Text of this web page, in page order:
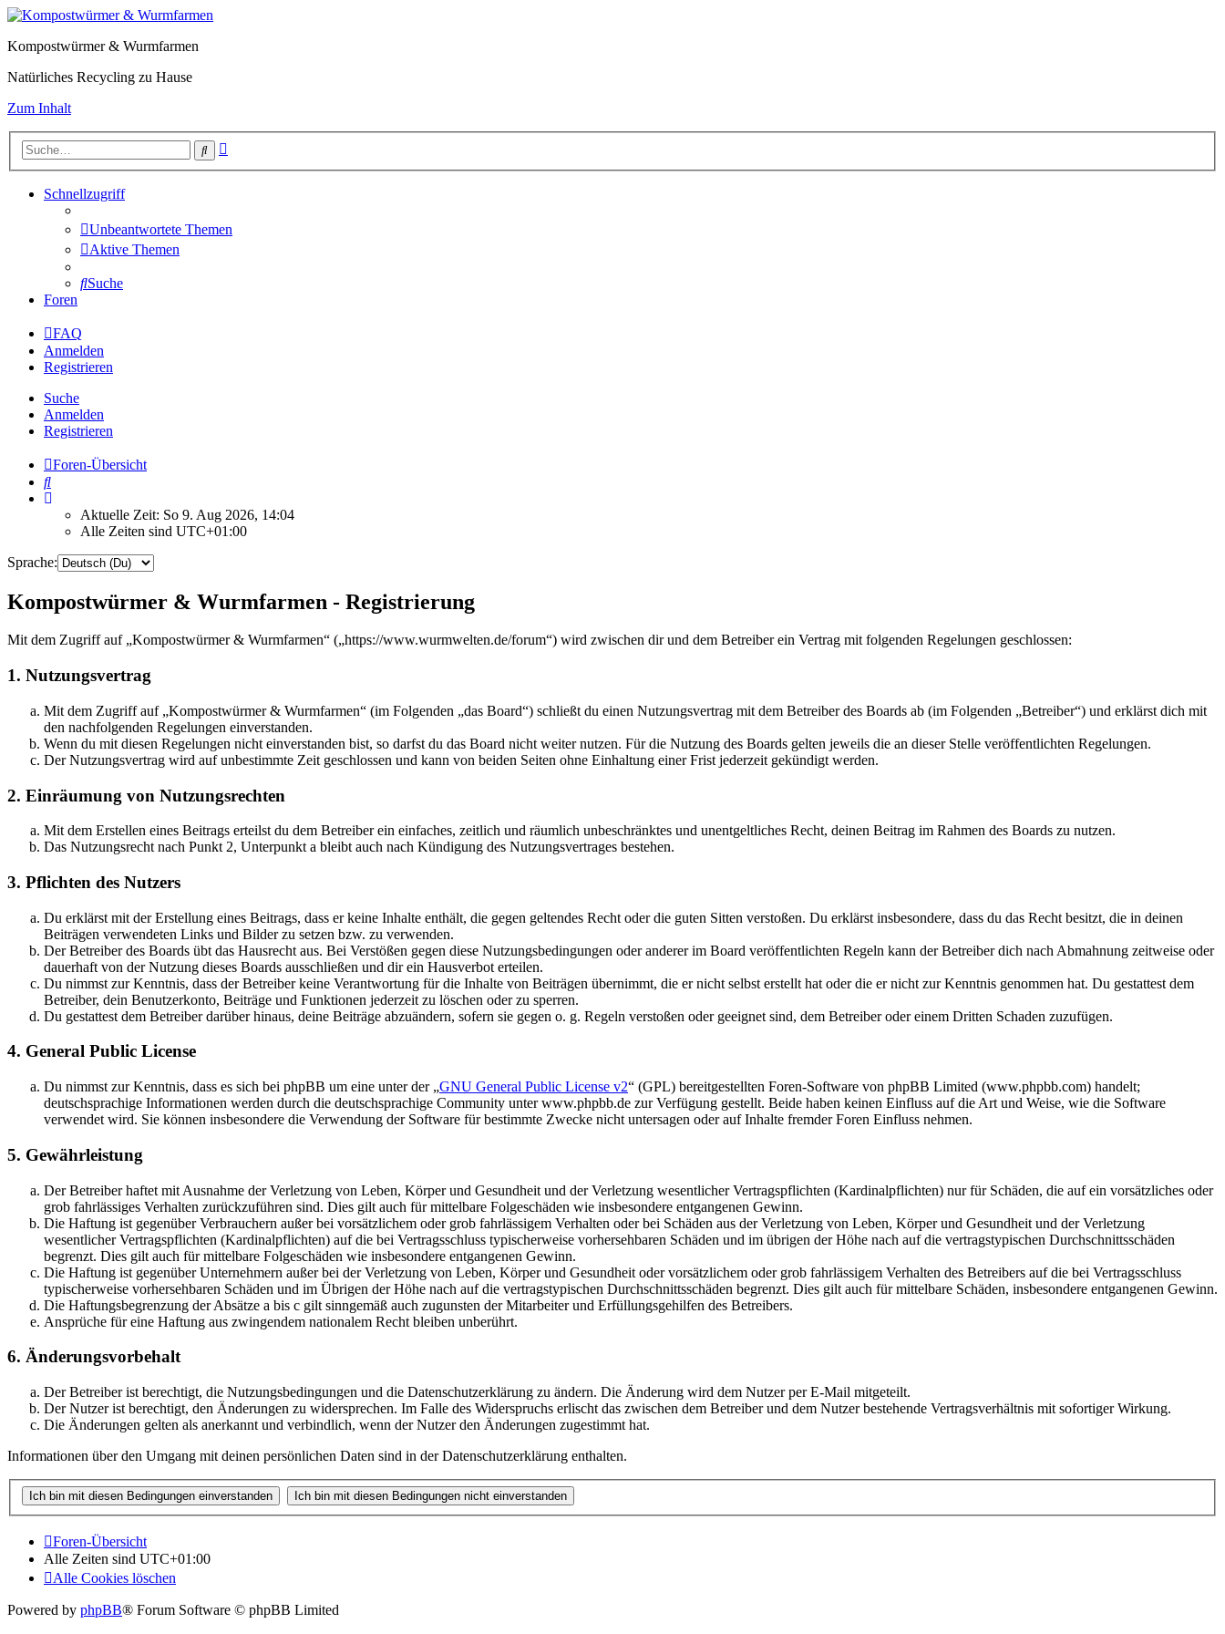
Kompostwürmer & Wurmfarmen
Natürliches Recycling zu Hause
Zum Inhalt
Suche
Schnellzugriff
Unbeantwortete Themen
Aktive Themen
Suche
Foren
FAQ
Anmelden
Registrieren
Suche
Anmelden
Registrieren
Foren-Übersicht
Suche
Aktuelle Zeit: So 9. Aug 2026, 14:04
Alle Zeiten sind UTC+01:00
Sprache:
Kompostwürmer & Wurmfarmen - Registrierung
Mit dem Zugriff auf „Kompostwürmer & Wurmfarmen“ („https://www.wurmwelten.de/forum“) wird zwischen dir und dem Betreiber ein Vertrag mit folgenden Regelungen geschlossen:
1. Nutzungsvertrag
Mit dem Zugriff auf „Kompostwürmer & Wurmfarmen“ (im Folgenden „das Board“) schließt du einen Nutzungsvertrag mit dem Betreiber des Boards ab (im Folgenden „Betreiber“) und erklärst dich mit
den nachfolgenden Regelungen einverstanden.
Wenn du mit diesen Regelungen nicht einverstanden bist, so darfst du das Board nicht weiter nutzen. Für die Nutzung des Boards gelten jeweils die an dieser Stelle veröffentlichten Regelungen.
Der Nutzungsvertrag wird auf unbestimmte Zeit geschlossen und kann von beiden Seiten ohne Einhaltung einer Frist jederzeit gekündigt werden.
2. Einräumung von Nutzungsrechten
Mit dem Erstellen eines Beitrags erteilst du dem Betreiber ein einfaches, zeitlich und räumlich unbeschränktes und unentgeltliches Recht, deinen Beitrag im Rahmen des Boards zu nutzen.
Das Nutzungsrecht nach Punkt 2, Unterpunkt a bleibt auch nach Kündigung des Nutzungsvertrages bestehen.
3. Pflichten des Nutzers
Du erklärst mit der Erstellung eines Beitrags, dass er keine Inhalte enthält, die gegen geltendes Recht oder die guten Sitten verstoßen. Du erklärst insbesondere, dass du das Recht besitzt, die in deinen
Beiträgen verwendeten Links und Bilder zu setzen bzw. zu verwenden.
Der Betreiber des Boards übt das Hausrecht aus. Bei Verstößen gegen diese Nutzungsbedingungen oder anderer im Board veröffentlichten Regeln kann der Betreiber dich nach Abmahnung zeitweise oder
dauerhaft von der Nutzung dieses Boards ausschließen und dir ein Hausverbot erteilen.
Du nimmst zur Kenntnis, dass der Betreiber keine Verantwortung für die Inhalte von Beiträgen übernimmt, die er nicht selbst erstellt hat oder die er nicht zur Kenntnis genommen hat. Du gestattest dem
Betreiber, dein Benutzerkonto, Beiträge und Funktionen jederzeit zu löschen oder zu sperren.
Du gestattest dem Betreiber darüber hinaus, deine Beiträge abzuändern, sofern sie gegen o. g. Regeln verstoßen oder geeignet sind, dem Betreiber oder einem Dritten Schaden zuzufügen.
4. General Public License
Du nimmst zur Kenntnis, dass es sich bei phpBB um eine unter der „GNU General Public License v2“ (GPL) bereitgestellten Foren-Software von phpBB Limited (www.phpbb.com) handelt;
deutschsprachige Informationen werden durch die deutschsprachige Community unter www.phpbb.de zur Verfügung gestellt. Beide haben keinen Einfluss auf die Art und Weise, wie die Software
verwendet wird. Sie können insbesondere die Verwendung der Software für bestimmte Zwecke nicht untersagen oder auf Inhalte fremder Foren Einfluss nehmen.
5. Gewährleistung
Der Betreiber haftet mit Ausnahme der Verletzung von Leben, Körper und Gesundheit und der Verletzung wesentlicher Vertragspflichten (Kardinalpflichten) nur für Schäden, die auf ein vorsätzliches oder
grob fahrlässiges Verhalten zurückzuführen sind. Dies gilt auch für mittelbare Folgeschäden wie insbesondere entgangenen Gewinn.
Die Haftung ist gegenüber Verbrauchern außer bei vorsätzlichem oder grob fahrlässigem Verhalten oder bei Schäden aus der Verletzung von Leben, Körper und Gesundheit und der Verletzung
wesentlicher Vertragspflichten (Kardinalpflichten) auf die bei Vertragsschluss typischerweise vorhersehbaren Schäden und im übrigen der Höhe nach auf die vertragstypischen Durchschnittsschäden
begrenzt. Dies gilt auch für mittelbare Folgeschäden wie insbesondere entgangenen Gewinn.
Die Haftung ist gegenüber Unternehmern außer bei der Verletzung von Leben, Körper und Gesundheit oder vorsätzlichem oder grob fahrlässigem Verhalten des Betreibers auf die bei Vertragsschluss
typischerweise vorhersehbaren Schäden und im Übrigen der Höhe nach auf die vertragstypischen Durchschnittsschäden begrenzt. Dies gilt auch für mittelbare Schäden, insbesondere entgangenen Gewinn.
Die Haftungsbegrenzung der Absätze a bis c gilt sinngemäß auch zugunsten der Mitarbeiter und Erfüllungsgehilfen des Betreibers.
Ansprüche für eine Haftung aus zwingendem nationalem Recht bleiben unberührt.
6. Änderungsvorbehalt
Der Betreiber ist berechtigt, die Nutzungsbedingungen und die Datenschutzerklärung zu ändern. Die Änderung wird dem Nutzer per E-Mail mitgeteilt.
Der Nutzer ist berechtigt, den Änderungen zu widersprechen. Im Falle des Widerspruchs erlischt das zwischen dem Betreiber und dem Nutzer bestehende Vertragsverhältnis mit sofortiger Wirkung.
Die Änderungen gelten als anerkannt und verbindlich, wenn der Nutzer den Änderungen zugestimmt hat.
Informationen über den Umgang mit deinen persönlichen Daten sind in der Datenschutzerklärung enthalten.
Foren-Übersicht
Alle Zeiten sind UTC+01:00
Alle Cookies löschen
Powered by phpBB® Forum Software © phpBB Limited